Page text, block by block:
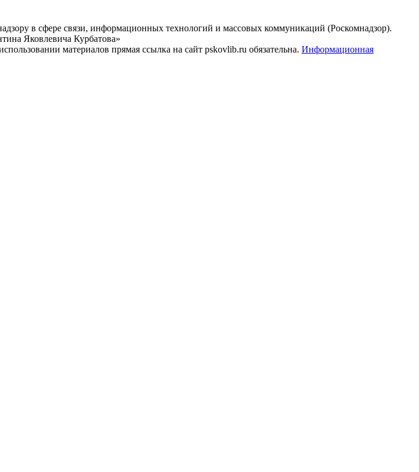
в сфере связи, информационных технологий и массовых коммуникаций (Роскомнадзор).
Яковлевича Курбатова»
материалов прямая ссылка на сайт pskovlib.ru обязательна. Информационная